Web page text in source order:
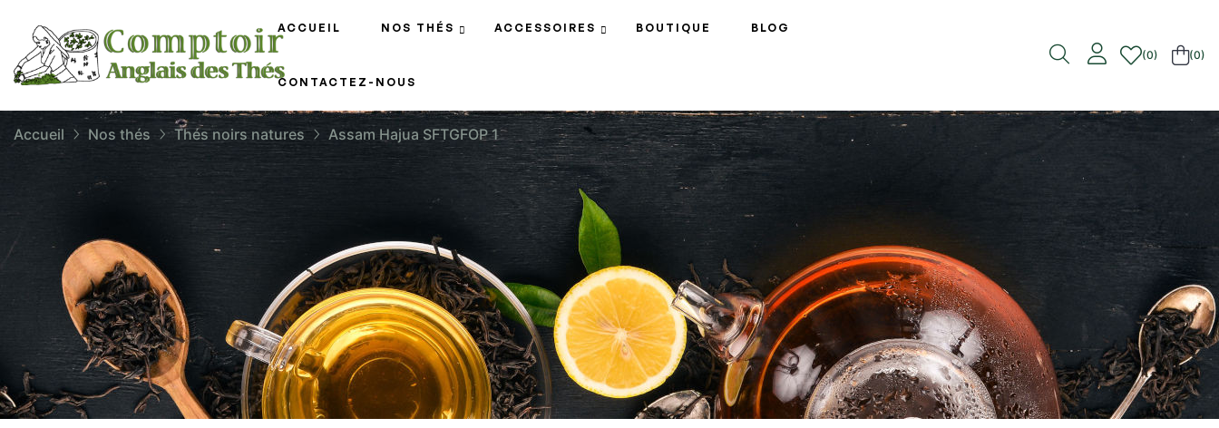
ACCUEIL NOS THÉS ACCESSOIRES BOUTIQUE BLOG
CONTACTEZ-NOUS
0 (0)
Accueil Nos thés Thés noirs natures Assam Hajua SFTGFOP 1